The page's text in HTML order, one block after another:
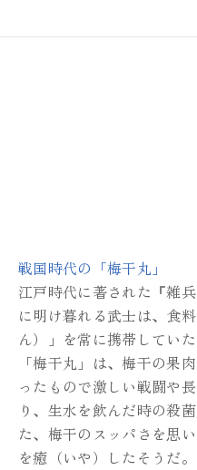
戦国時代の「梅干丸」
江戸時代に著された『雑
に明け暮れる武士は、 食
ん）」を常に携帯してい
「梅干丸」は、梅干の果
ったもので激しい戦闘や
り、 生水を飲んだ時の殺
た、梅干のスッパさを思い
を癒（いや）したそうだ。